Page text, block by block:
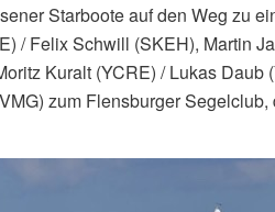
Starboote auf den Weg zu
/ Felix Schwill (SKEH), Martin
Kuralt (YCRE) / Lukas Daub
zum Flensburger